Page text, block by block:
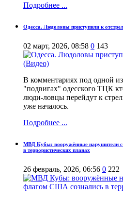
Подробнее ...
Одесса. Людоловы приступили к
02 март, 2026, 08:58 0 143
В комментариях под одной
"подвигах" одесского ТЦК
люди-ловцы перейдут к
уже началось.
Подробнее ...
МВД Кубы: вооружённые нарушители
в террористических планах
26 февраль, 2026, 06:56 0 222